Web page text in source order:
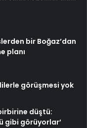
bir Boğaz’dan
planı
görüşmesi yok
düştü:
gibi görüyorlar’